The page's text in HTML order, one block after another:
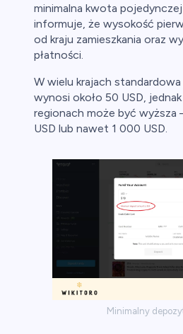
minimalna kwota
informuje, że wysokość
od kraju zamieszkania oraz
płatności.
W wielu krajach
wynosi około 50 USD,
regionach może być wyższa
USD lub nawet 1 000 USD.
Minimalny